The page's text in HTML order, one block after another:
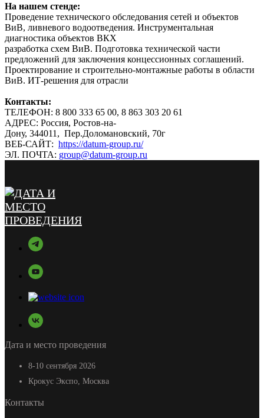
На нашем стенде:
Проведение технического обследования сетей и объектов
ВиВ, ливневого водоотведения. Инструментальная
диагностика объектов ВКХ
разработка схем ВиВ. Подготовка технической части
предложений для заключения концессионных соглашений.
Проектирование и строительно-монтажные работы в области
ВиВ. ИТ-решения для отрасли
Контакты:
ТЕЛЕФОН: 8 800 333 65 00, 8 863 303 20 61
АДРЕС: Россия, Ростов-на-
Дону, 344011, Пер.Доломановский, 70г
ВЕБ-САЙТ: https://datum-group.ru/
ЭЛ. ПОЧТА: group@datum-group.ru
Дата и место проведения
8-10 сентября 2026
Крокус Экспо, Москва
Контакты